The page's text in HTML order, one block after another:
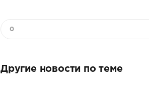
0
Другие новости по теме